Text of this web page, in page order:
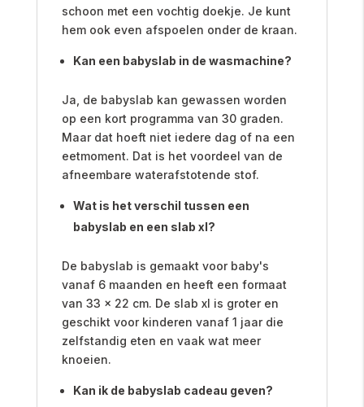
schoon met een vochtig doekje. Je kunt
hem ook even afspoelen onder de kraan.
Kan een babyslab in de wasmachine?
Ja, de babyslab kan gewassen worden
op een kort programma van 30 graden.
Maar dat hoeft niet iedere dag of na een
eetmoment. Dat is het voordeel van de
afneembare waterafstotende stof.
Wat is het verschil tussen een
babyslab en een slab xl?
De babyslab is gemaakt voor baby's
vanaf 6 maanden en heeft een formaat
van 33 x 22 cm. De slab xl is groter en
geschikt voor kinderen vanaf 1 jaar die
zelfstandig eten en vaak wat meer
knoeien.
Kan ik de babyslab cadeau geven?